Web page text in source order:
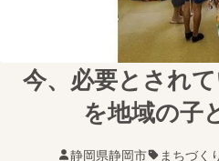
今、必要とされ
を地域の子
静岡県静岡市 まちづく